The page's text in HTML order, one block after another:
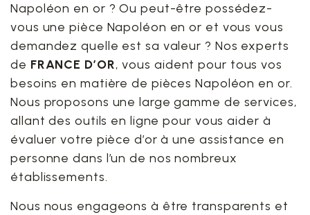
Napoléon en or ? Ou peut-être possédez-
vous une pièce Napoléon en or et vous vous
demandez quelle est sa valeur ? Nos experts
de FRANCE D’OR, vous aident pour tous vos
besoins en matière de pièces Napoléon en or.
Nous proposons une large gamme de services,
allant des outils en ligne pour vous aider à
évaluer votre pièce d’or à une assistance en
personne dans l’un de nos nombreux
établissements.
Nous nous engageons à être transparents et